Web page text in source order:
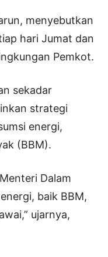
menyebutkan
hari Jumat dan
Pemkot.
sekadar
strategi
energi,
(BBM).
Dalam
baik BBM,
ujarnya,